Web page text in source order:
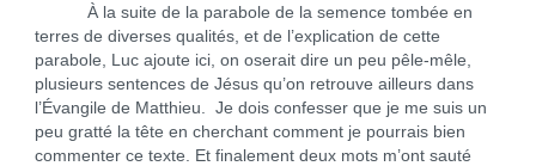
À la suite de la parabole de la semence tombée en
terres de diverses qualités, et de l’explication de cette
parabole, Luc ajoute ici, on oserait dire un peu pêle-mêle,
plusieurs sentences de Jésus qu’on retrouve ailleurs dans
l’Évangile de Matthieu. Je dois confesser que je me suis un
peu gratté la tête en cherchant comment je pourrais bien
commenter ce texte. Et finalement deux mots m’ont sauté